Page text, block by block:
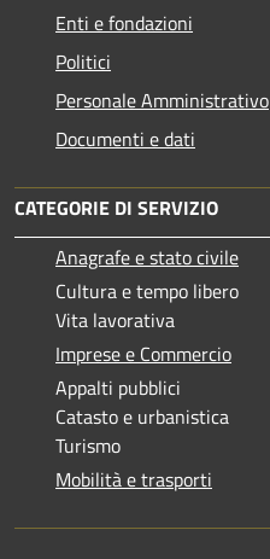
Enti e fondazioni
Politici
Personale Amministrativo
Documenti e dati
CATEGORIE DI SERVIZIO
Anagrafe e stato civile
Cultura e tempo libero
Vita lavorativa
Imprese e Commercio
Appalti pubblici
Catasto e urbanistica
Turismo
Mobilità e trasporti